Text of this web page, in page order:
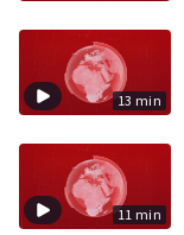
13 min
11 min